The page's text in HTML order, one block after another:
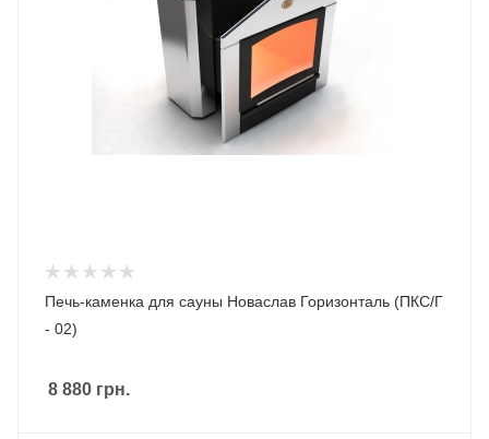
Печь-каменка для сауны Новаслав Горизонталь (ПКС/Г
- 02)
8 880 грн.